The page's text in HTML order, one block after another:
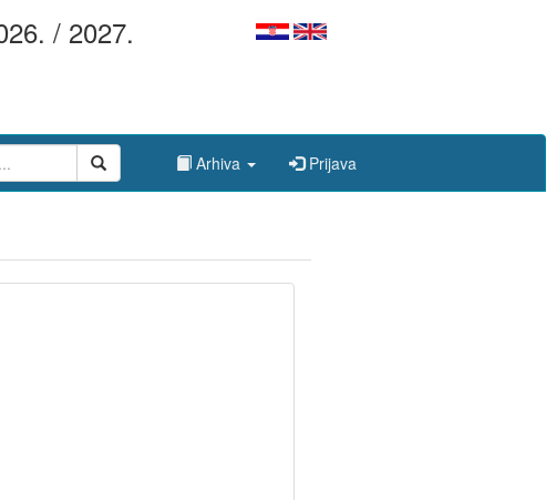
/ 2027.
Arhiva Prijava